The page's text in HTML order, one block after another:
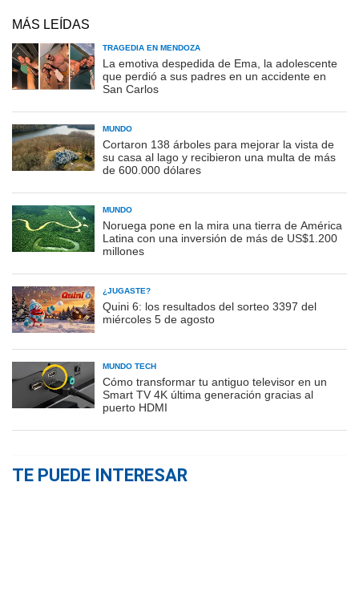
MÁS LEÍDAS
TRAGEDIA EN MENDOZA
La emotiva despedida de Ema, la adolescente
que perdió a sus padres en un accidente en
San Carlos
MUNDO
Cortaron 138 árboles para mejorar la vista de
su casa al lago y recibieron una multa de más
de 600.000 dólares
MUNDO
Noruega pone en la mira una tierra de América
Latina con una inversión de más de US$1.200
millones
¿JUGASTE?
Quini 6: los resultados del sorteo 3397 del
miércoles 5 de agosto
MUNDO TECH
Cómo transformar tu antiguo televisor en un
Smart TV 4K última generación gracias al
puerto HDMI
TE PUEDE INTERESAR